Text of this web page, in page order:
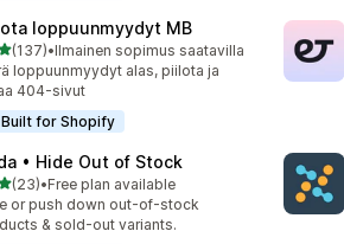
loppuunmyydyt MB
5 tähteä
(137)
arvostelua yhteensä
•Ilmainen sopimus saatavilla
loppuunmyydyt alas, piilota ja
404-sivut
Built for Shopify
• Hide Out of Stock
5 tähteä
(23) yhteensä
•Free plan available
or push down out-of-stock
& sold-out variants.